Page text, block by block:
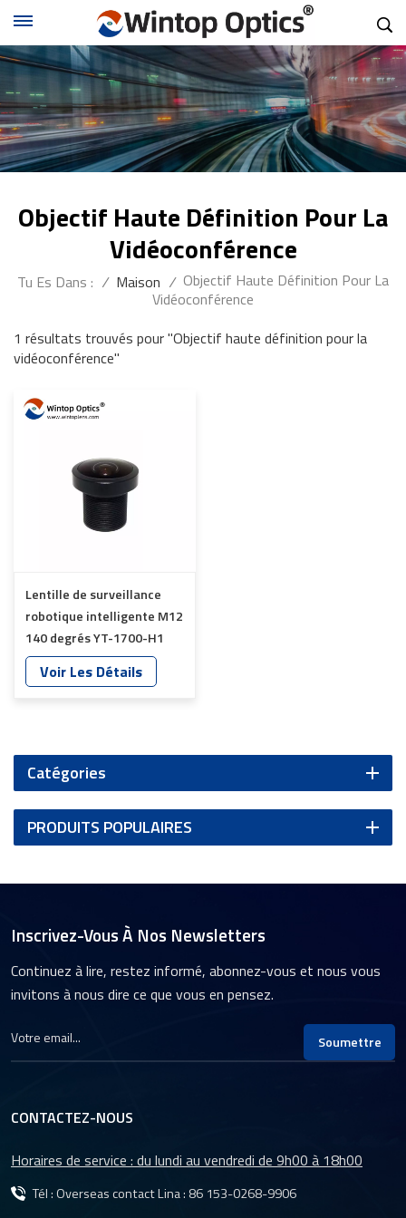
Objectif Haute Définition Pour La
Vidéoconférence
Tu Es Dans : / Maison / Objectif Haute Définition Pour La
Vidéoconférence
1 résultats trouvés pour "Objectif haute définition pour la
vidéoconférence"
Lentille de surveillance
robotique intelligente M12
140 degrés YT-1700-H1
Voir Les Détails
Catégories
PRODUITS POPULAIRES
Inscrivez-Vous À Nos Newsletters
Continuez à lire, restez informé, abonnez-vous et nous vous
invitons à nous dire ce que vous en pensez.
Soumettre
CONTACTEZ-NOUS
Horaires de service : du lundi au vendredi de 9h00 à 18h00
Tél : Overseas contact Lina : 86 153-0268-9906